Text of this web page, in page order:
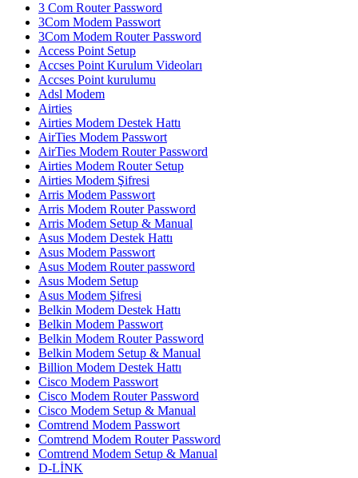
3 Com Router Password
3Com Modem Passwort
3Com Modem Router Password
Access Point Setup
Accses Point Kurulum Videoları
Accses Point kurulumu
Adsl Modem
Airties
Airties Modem Destek Hattı
AirTies Modem Passwort
AirTies Modem Router Password
Airties Modem Router Setup
Airties Modem Şifresi
Arris Modem Passwort
Arris Modem Router Password
Arris Modem Setup & Manual
Asus Modem Destek Hattı
Asus Modem Passwort
Asus Modem Router password
Asus Modem Setup
Asus Modem Şifresi
Belkin Modem Destek Hattı
Belkin Modem Passwort
Belkin Modem Router Password
Belkin Modem Setup & Manual
Billion Modem Destek Hattı
Cisco Modem Passwort
Cisco Modem Router Password
Cisco Modem Setup & Manual
Comtrend Modem Passwort
Comtrend Modem Router Password
Comtrend Modem Setup & Manual
D-LİNK